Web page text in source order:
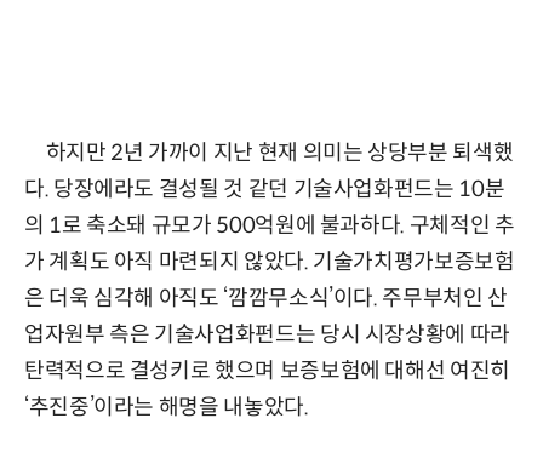
하지만 2년 가까이 지난 현재 의미는 상당부분 퇴색했
다. 당장에라도 결성될 것 같던 기술사업화펀드는 10분
의 1로 축소돼 규모가 500억원에 불과하다. 구체적인 추
가 계획도 아직 마련되지 않았다. 기술가치평가보증보험
은 더욱 심각해 아직도 ‘깜깜무소식’이다. 주무부처인 산
업자원부 측은 기술사업화펀드는 당시 시장상황에 따라
탄력적으로 결성키로 했으며 보증보험에 대해선 여진히
‘추진중’이라는 해명을 내놓았다.